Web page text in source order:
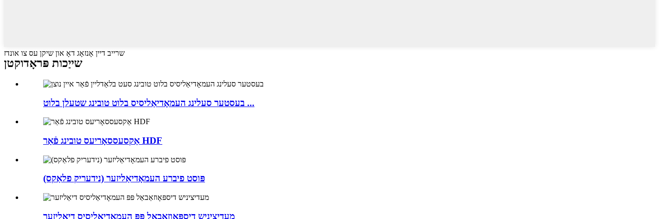
שרייב דיין אָנזאָג דאָ און שיקן עס צו אונדז
שייַכות פּראָדוקטן
בעסטער סעלינג העמאָדיאַליסיס בלוט טובינג שטעלן בלוט ...
אַקסעססאָריעס טובינג פֿאַר HDF
פּוסט פיברע העמאָדיאַליזער (נידעריק פלאַקס)
מעדיציניש דיספּאָוזאַבאַל פּפּ העמאָדיאַליסיס דיאַליזער